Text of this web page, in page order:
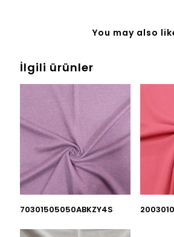
You may also
İlgili ürünler
70301505050ABKZY4S